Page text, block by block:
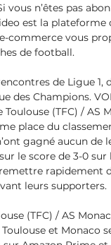
n’êtes pas
est la plateforme
commerce vous
de football.
de Ligue 1,
des Champions.
(TFC) / AS
place du
gagné aucun de
le score de 3-0 sur
rapidement
leurs supporters.
(TFC) / AS
et Monaco